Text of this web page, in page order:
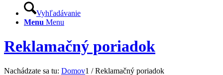
Vyhľadávanie
Menu Menu
Reklamačný poriadok
Nachádzate sa tu: Domov1 / Reklamačný poriadok